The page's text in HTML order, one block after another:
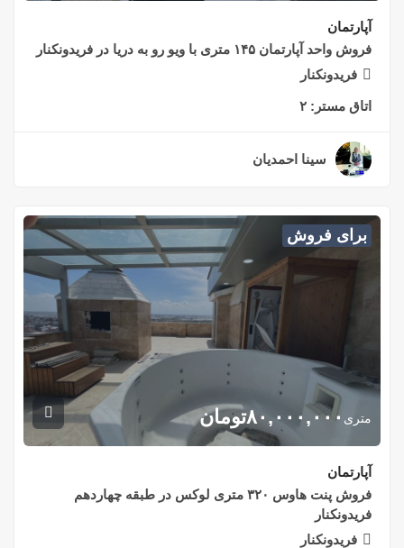
آپارتمان
فروش واحد آپارتمان ۱۴۵ متری با ویو رو به دریا در فریدونکنار
فریدونکنار
اتاق مستر: ۲
سینا احمدیان
برای فروش
متری ۸۰,۰۰۰,۰۰۰تومان
آپارتمان
فروش پنت هاوس ۳۲۰ متری لوکس در طبقه چهاردهم
فریدونکنار
فریدونکنار